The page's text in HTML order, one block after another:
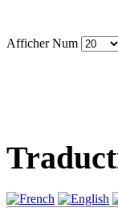
Afficher Num